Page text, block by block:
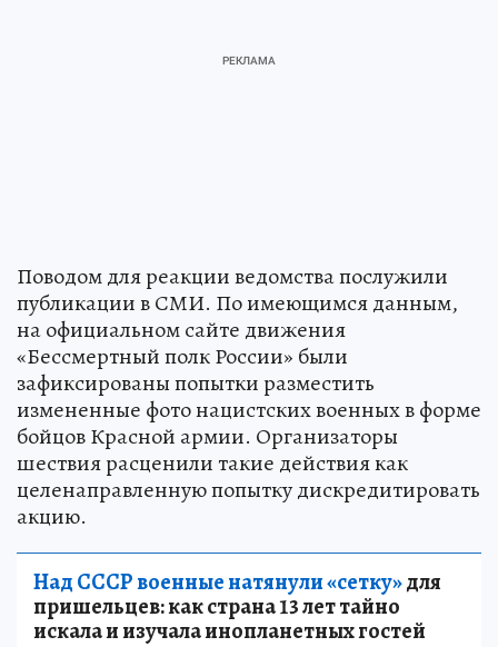
Поводом для реакции ведомства послужили
публикации в СМИ. По имеющимся данным,
на официальном сайте движения
«Бессмертный полк России» были
зафиксированы попытки разместить
измененные фото нацистских военных в форме
бойцов Красной армии. Организаторы
шествия расценили такие действия как
целенаправленную попытку дискредитировать
акцию.
Над СССР военные натянули «сетку»для
пришельцев: как страна 13 лет тайно
искала и изучала инопланетных гостей